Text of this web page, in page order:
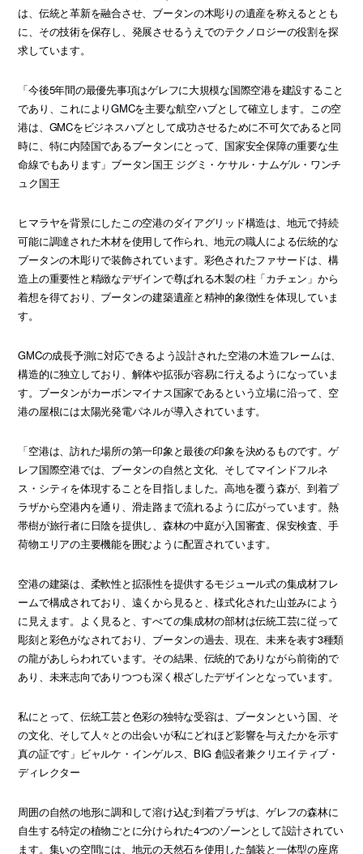
は、伝統と革新を融合させ、ブータンの木彫りの遺産を称えるととも
に、その技術を保存し、発展させるうえでのテクノロジーの役割を探
求しています。
「今後5年間の最優先事項はゲレフに大規模な国際空港を建設すること
であり、これによりGMCを主要な航空ハブとして確立します。この空
港は、GMCをビジネスハブとして成功させるために不可欠であると同
時に、特に内陸国であるブータンにとって、国家安全保障の重要な生
命線でもあります」ブータン国王 ジグミ・ケサル・ナムゲル・ワンチ
ュク国王
ヒマラヤを背景にしたこの空港のダイアグリッド構造は、地元で持続
可能に調達された木材を使用して作られ、地元の職人による伝統的な
ブータンの木彫りで装飾されています。彩色されたファサードは、構
造上の重要性と精緻なデザインで尊ばれる木製の柱「カチェン」から
着想を得ており、ブータンの建築遺産と精神的象徴性を体現していま
す。
GMCの成長予測に対応できるよう設計された空港の木造フレームは、
構造的に独立しており、解体や拡張が容易に行えるようになっていま
す。ブータンがカーボンマイナス国家であるという立場に沿って、空
港の屋根には太陽光発電パネルが導入されています。
「空港は、訪れた場所の第一印象と最後の印象を決めるものです。ゲ
レフ国際空港では、ブータンの自然と文化、そしてマインドフルネ
ス・シティを体現することを目指しました。高地を覆う森が、到着プ
ラザから空港内を通り、滑走路まで流れるように広がっています。熱
帯樹が旅行者に日陰を提供し、森林の中庭が入国審査、保安検査、手
荷物エリアの主要機能を囲むように配置されています。
空港の建築は、柔軟性と拡張性を提供するモジュール式の集成材フレ
ームで構成されており、遠くから見ると、様式化された山並みによう
に見えます。よく見ると、すべての集成材の部材は伝統工芸に従って
彫刻と彩色がなされており、ブータンの過去、現在、未来を表す3種類
の龍があしらわれています。その結果、伝統的でありながら前衛的で
あり、未来志向でありつつも深く根ざしたデザインとなっています。
私にとって、伝統工芸と色彩の独特な受容は、ブータンという国、そ
の文化、そして人々との出会いが私にどれほど影響を与えたかを示す
真の証です」ビャルケ・インゲルス、BIG 創設者兼クリエイティブ・
ディレクター
周囲の自然の地形に調和して溶け込む到着プラザは、ゲレフの森林に
自生する特定の植物ごとに分けられた4つのゾーンとして設計されてい
ます。集いの空間には、地元の天然石を使用した舗装と一体型の座席